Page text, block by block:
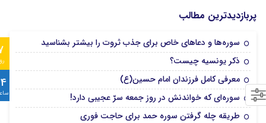
پربازدیدترین مطالب
سوره‌ها و دعاهای خاص برای جذب ثروت را بیشتر بشناسید
ذکر یونسیه چیست؟
معرفی کامل فرزندان امام حسین(ع)
سوره‌ای که خواندنش در روز جمعه سرّ عجیبی دارد!
طریقه چله گرفتن سوره حمد برای حاجت فوری